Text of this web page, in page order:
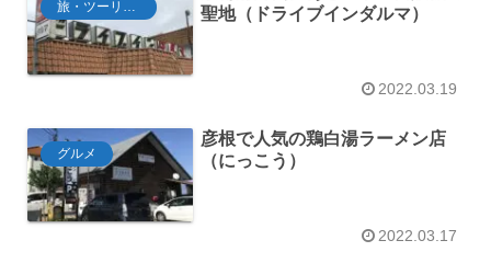
旅・ツーリング
聖地（ドライブインダルマ）
2022.03.19
グルメ
彦根で人気の鶏白湯ラーメン店
（にっこう）
2022.03.17